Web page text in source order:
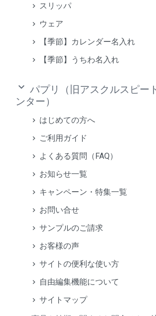
スリッパ
ウェア
【季節】カレンダー名入れ
【季節】うちわ名入れ
keyboard_arrow_down パプリ（旧アスクルスピー
ンター）
はじめての方へ
ご利用ガイド
よくある質問（FAQ）
お知らせ一覧
キャンペーン・特集一覧
お問い合せ
サンプルのご請求
お客様の声
サイトの便利な使い方
自由編集機能について
サイトマップ